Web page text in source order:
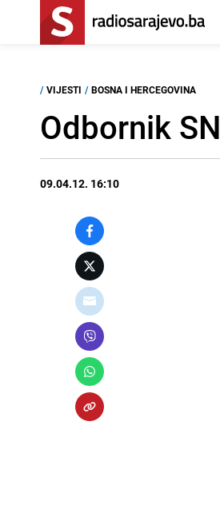
/ VIJESTI / BOSNA I HERCEGOVINA
Odbornik
09.04.12. 16:10